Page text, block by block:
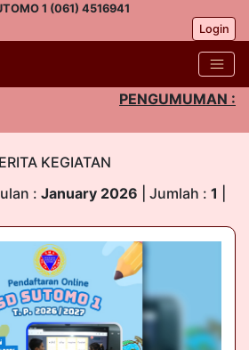
1 (061) 4516941
Login
PENGUMUMAN :
KEGIATAN
: January 2026 | Jumlah : 1